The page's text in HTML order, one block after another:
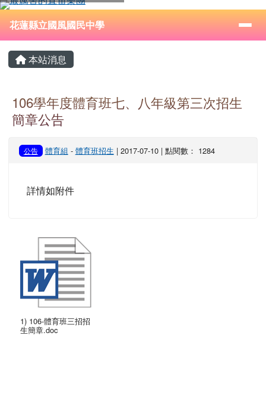
跳至主內容區
花蓮縣立國風國民中學
⏸
導覽列
花蓮縣立國風國民中學
主內容區域
本站消息
106學年度體育班七、八年級第三次招生
簡章公告
公告 體育組 - 體育班招生 | 2017-07-10 | 點閱數： 1284
詳情如附件
1) 106-體育班三招招
生簡章.doc
頁尾區域